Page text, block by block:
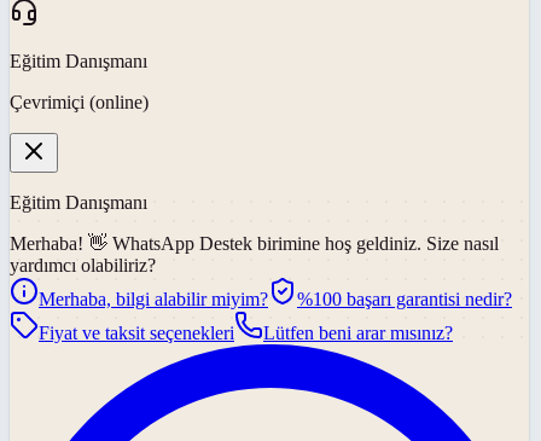
Eğitim Danışmanı
Çevrimiçi (online)
Eğitim Danışmanı
Merhaba! 👋 WhatsApp Destek birimine hoş geldiniz. Size nasıl
yardımcı olabiliriz?
Merhaba, bilgi alabilir miyim?
%100 başarı garantisi nedir?
Fiyat ve taksit seçenekleri
Lütfen beni arar mısınız?